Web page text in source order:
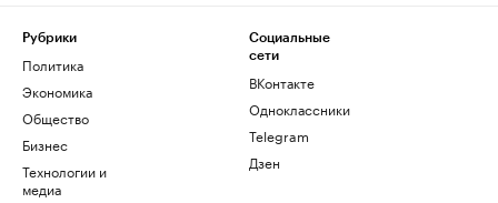
Рубрики
Политика
Экономика
Общество
Бизнес
Технологии и
медиа
Социальные
сети
ВКонтакте
Одноклассники
Telegram
Дзен